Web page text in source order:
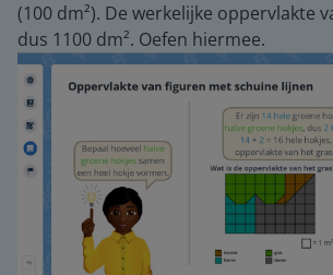
(100 dm²). De werkelijke oppervlakte
dus 1100 dm². Oefen hiermee.